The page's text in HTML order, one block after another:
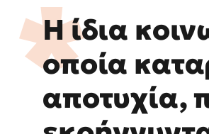
Η ίδια
οποία
αποτυχία,